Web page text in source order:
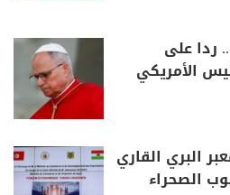
ردا على
الأمريكي
البري القاري
الصحراء